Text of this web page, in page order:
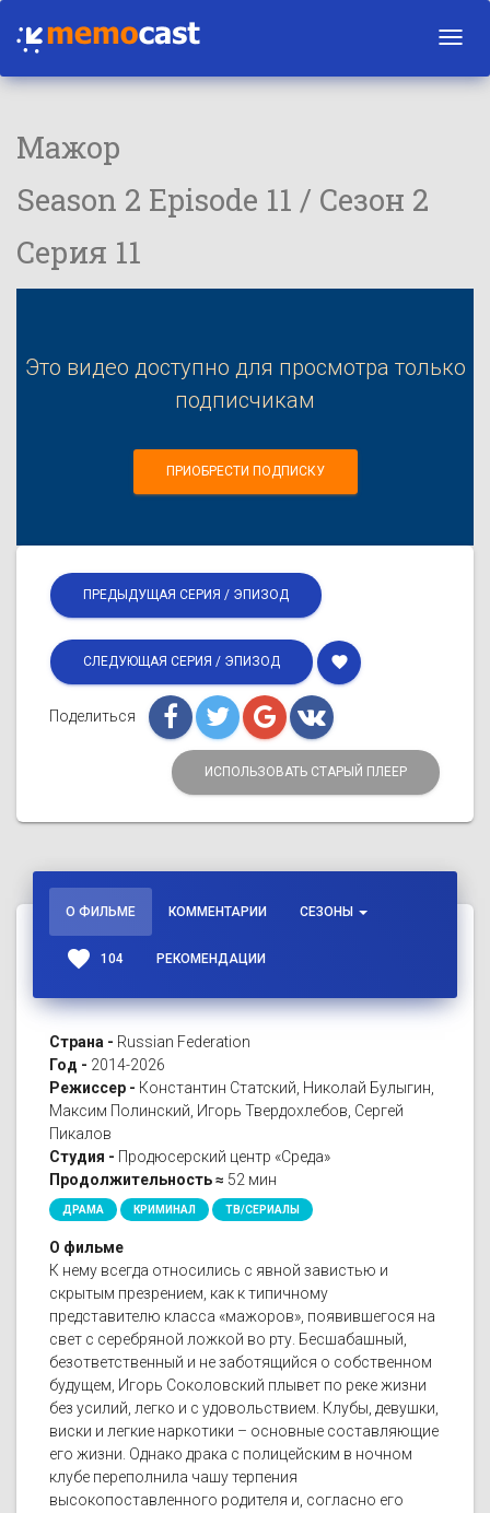
Мажор
Season 2 Episode 11 / Сезон 2
Серия 11
Это видео доступно для просмотра только
подписчикам
ПРИОБРЕСТИ ПОДПИСКУ
ПРЕДЫДУЩАЯ СЕРИЯ / ЭПИЗОД
СЛЕДУЮЩАЯ СЕРИЯ / ЭПИЗОД favorite
Поделиться
ИСПОЛЬЗОВАТЬ СТАРЫЙ ПЛЕЕР
О ФИЛЬМЕ КОММЕНТАРИИ СЕЗОНЫ
favorite 104 РЕКОМЕНДАЦИИ
Страна - Russian Federation
Год - 2014-2026
Режиссер - Константин Статский, Николай Булыгин,
Максим Полинский, Игорь Твердохлебов, Сергей
Пикалов
Студия - Продюсерский центр «Среда»
Продолжительность ≈ 52 мин
ДРАМА КРИМИНАЛ ТВ/СЕРИАЛЫ
О фильме
К нему всегда относились с явной завистью и
скрытым презрением, как к типичному
представителю класса «мажоров», появившегося на
свет с серебряной ложкой во рту. Бесшабашный,
безответственный и не заботящийся о собственном
будущем, Игорь Соколовский плывет по реке жизни
без усилий, легко и с удовольствием. Клубы, девушки,
виски и легкие наркотики – основные составляющие
его жизни. Однако драка с полицейским в ночном
клубе переполнила чашу терпения
высокопоставленного родителя и, согласно его